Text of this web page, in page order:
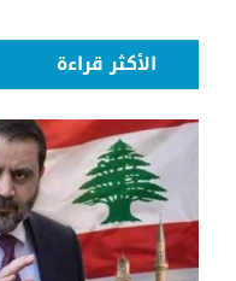
الأكثر قراءة